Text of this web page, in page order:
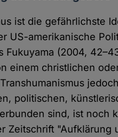
ist die gefährlichste
US-amerikanische
Fukuyama (2004,
einem christlichen
politischen,
sind, ist noch
Zeitschrift "Aufklärung